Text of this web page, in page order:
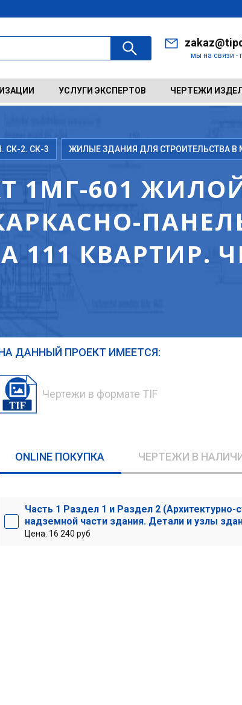
мы на связи -
УСЛУГИ ЭКСПЕРТОВ ЧЕРТЕЖИ
СК-2. СК-3 ЖИЛЫЕ ЗДАНИЯ ДЛЯ СТРОИТЕЛЬСТВА В
1МГ-601
111 КВАРТИР.
ДАННЫЙ ПРОЕКТ ИМЕЕТСЯ:
Чертежи в формате TIF
ONLINE ПОКУПКА ЧЕРТЕЖИ В
Часть 1 Раздел 1 и Раздел 2
надземной части здания. Детали и узлы
Цена: 16 240 руб